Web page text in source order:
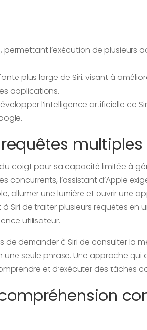
, permettant l’exécution de plusieurs
plus large de Siri, visant à
applications.
l’intelligence artificielle de
multiples
doigt pour sa capacité limitée à
concurrents, l’assistant d’Apple
allumer une lumière et ouvrir une
de traiter plusieurs requêtes en
utilisateur.
demander à Siri de consulter la
seule phrase. Une approche qui
et d’exécuter des tâches